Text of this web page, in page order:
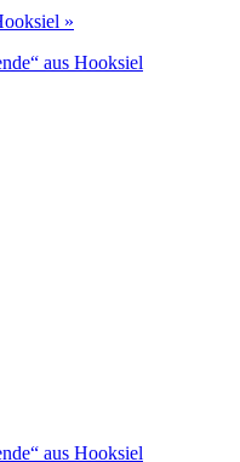
»
aus Hooksiel
aus Hooksiel